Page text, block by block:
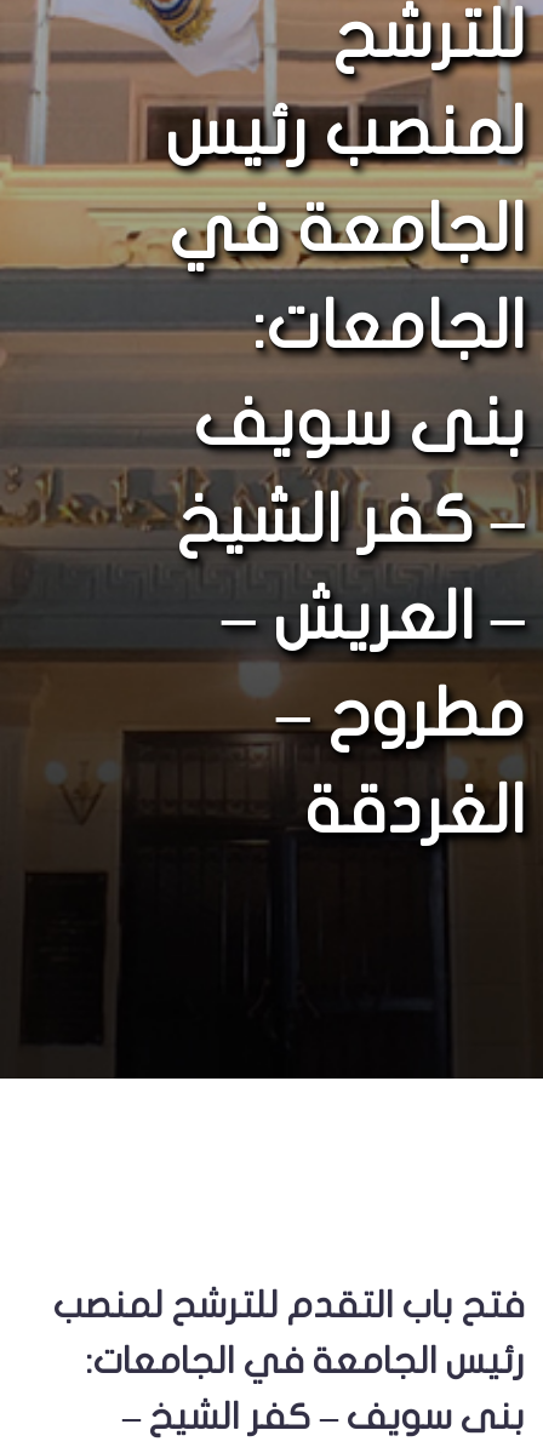
للترشح
لمنصب رئيس
الجامعة في
الجامعات:
بنى سويف
– كفر الشيخ
– العريش –
مطروح –
الغردقة
فتح باب التقدم للترشح لمنصب
رئيس الجامعة في الجامعات:
بنى سويف – كفر الشيخ –